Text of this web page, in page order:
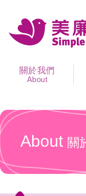
關於我們
About
About 關